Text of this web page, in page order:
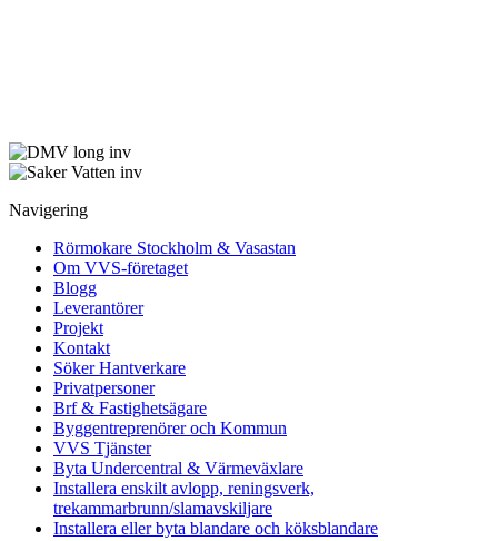
Navigering
Rörmokare Stockholm & Vasastan
Om VVS-företaget
Blogg
Leverantörer
Projekt
Kontakt
Söker Hantverkare
Privatpersoner
Brf & Fastighetsägare
Byggentreprenörer och Kommun
VVS Tjänster
Byta Undercentral & Värmeväxlare
Installera enskilt avlopp, reningsverk,
trekammarbrunn/slamavskiljare
Installera eller byta blandare och köksblandare